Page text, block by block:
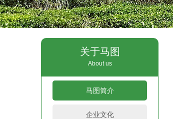
关于马图
About us
马图简介
企业文化